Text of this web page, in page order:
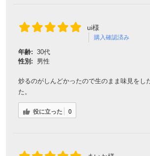
ui様
購入確認済み
年齢: 30代
性別:
男性
炒るのがしんどかったので生のまま味見をし
た。
役に立った 0
＼ ご登録の感謝を込め
300円